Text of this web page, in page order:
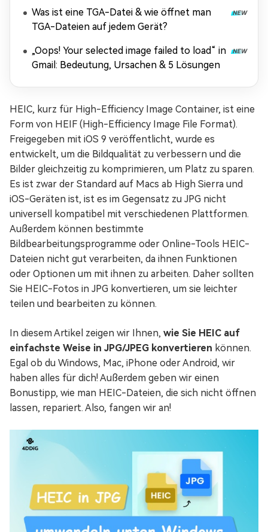
Was ist eine TGA-Datei & wie öffnet man
TGA-Dateien auf jedem Gerät?
„Oops! Your selected image failed to load“ in
Gmail: Bedeutung, Ursachen & 5 Lösungen
HEIC, kurz für High-Efficiency Image Container, ist eine
Form von HEIF (High-Efficiency Image File Format).
Freigegeben mit iOS 9 veröffentlicht, wurde es
entwickelt, um die Bildqualität zu verbessern und die
Bilder gleichzeitig zu komprimieren, um Platz zu sparen.
Es ist zwar der Standard auf Macs ab High Sierra und
iOS-Geräten ist, ist es im Gegensatz zu JPG nicht
universell kompatibel mit verschiedenen Plattformen.
Außerdem können bestimmte
Bildbearbeitungsprogramme oder Online-Tools HEIC-
Dateien nicht gut verarbeiten, da ihnen Funktionen
oder Optionen um mit ihnen zu arbeiten. Daher sollten
Sie HEIC-Fotos in JPG konvertieren, um sie leichter
teilen und bearbeiten zu können.
In diesem Artikel zeigen wir Ihnen, wie Sie HEIC auf
einfachste Weise in JPG/JPEG konvertieren können.
Egal ob du Windows, Mac, iPhone oder Android, wir
haben alles für dich! Außerdem geben wir einen
Bonustipp, wie man HEIC-Dateien, die sich nicht öffnen
lassen, repariert. Also, fangen wir an!